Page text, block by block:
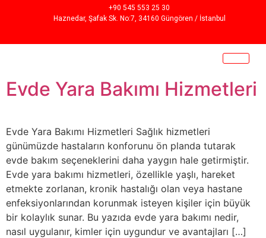
+90 545 553 25 30
Haznedar, Şafak Sk. No:7, 34160 Güngören / İstanbul
Evde Yara Bakımı Hizmetleri
Evde Yara Bakımı Hizmetleri Sağlık hizmetleri
günümüzde hastaların konforunu ön planda tutarak
evde bakım seçeneklerini daha yaygın hale getirmiştir.
Evde yara bakımı hizmetleri, özellikle yaşlı, hareket
etmekte zorlanan, kronik hastalığı olan veya hastane
enfeksiyonlarından korunmak isteyen kişiler için büyük
bir kolaylık sunar. Bu yazıda evde yara bakımı nedir,
nasıl uygulanır, kimler için uygundur ve avantajları […]